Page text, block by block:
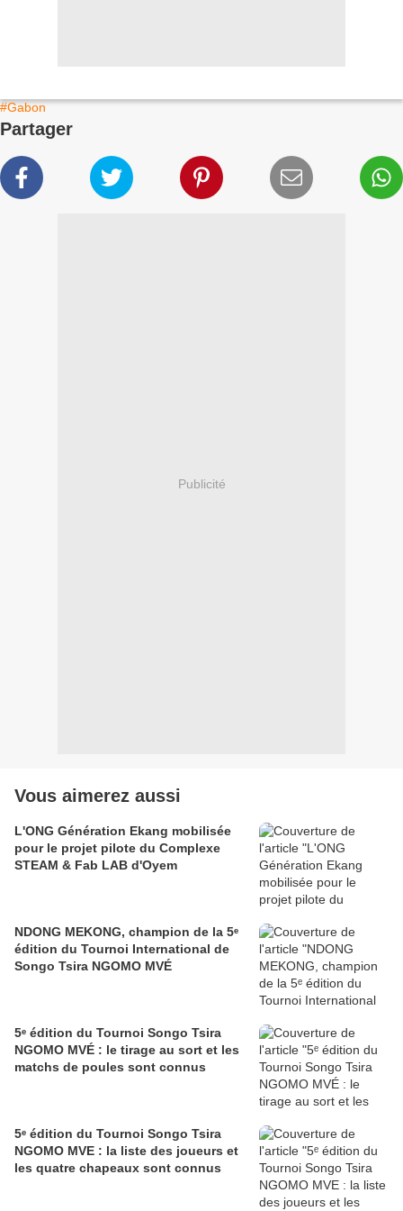
#Gabon
Partager
Publicité
Vous aimerez aussi
L'ONG Génération Ekang mobilisée
pour le projet pilote du Complexe
STEAM & Fab LAB d'Oyem
NDONG MEKONG, champion de la 5ᵉ
édition du Tournoi International de
Songo Tsira NGOMO MVÉ
5ᵉ édition du Tournoi Songo Tsira
NGOMO MVÉ : le tirage au sort et les
matchs de poules sont connus
5ᵉ édition du Tournoi Songo Tsira
NGOMO MVE : la liste des joueurs et
les quatre chapeaux sont connus